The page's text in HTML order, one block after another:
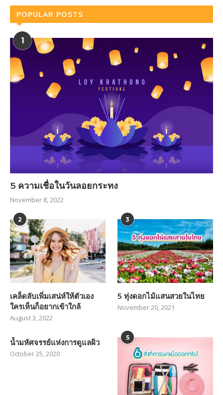
POPULAR POSTS
1
5 ความเชื่อในวันลอยกระทง
November 8, 2022
2
เคล็ดลับเพิ่มเสน่ห์ให้ตัวเอง
ใครเห็นก็อยากเข้าใกล้
August 3, 2022
3
5 ทุ่งดอกไม้แสนสวยในไทย
November 20, 2021
น้ำมหัศจรรย์แห่งการดูแลผิว
October 25, 2020
5